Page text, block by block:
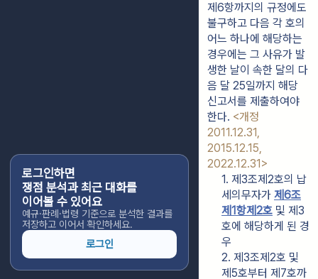
로그인하면
쟁점 분석과 최근 대화를
이어볼 수 있어요
예규·판례·법령 기준으로 분석한 결과를
저장하고 이어서 확인하세요.
로그인
제6항까지의 규정에도
불구하고 다음 각 호의
어느 하나에 해당하는
경우에는 그 사유가 발
생한 날이 속한 달의 다
음 달 25일까지 해당
신고서를 제출하여야
한다. <개정
2011.12.31,
2015.12.15,
2022.12.31>
1. 제3조제2호의 납
세의무자가 제6조
제1항제2호 및 제3
호에 해당하게 된 경
우
2. 제3조제2호 및
제5호부터 제7호까